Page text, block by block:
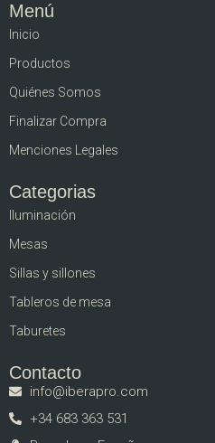
Menú
Inicio
Productos
Quiénes Somos
Finalizar Compra
Menciones Legales
Categorias
Iluminación
Mesas
Sillas y sillones
Tableros de mesa
Taburetes
Contacto
info@iberapro.com
+34 683 363 531